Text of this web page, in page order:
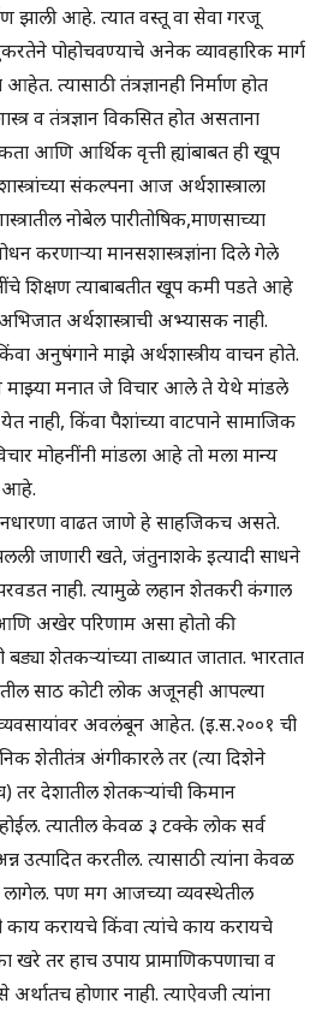
झाली आहे. त्यात वस्तू वा सेवा गरजू
पोहोचवण्याचे अनेक व्यावहारिक मार्ग
त्यासाठी तंत्रज्ञानही निर्माण होत
व तंत्रज्ञान विकसित होत असताना
आणि आर्थिक वृत्ती ह्यांबाबत ही खूप
संकल्पना आज अर्थशास्त्राला
नोबेल पारीतोषिक,माणसाच्या
करणाऱ्या मानसशास्त्रज्ञांना दिले गेले
शिक्षण त्याबाबतीत खूप कमी पडते आहे
अर्थशास्त्राची अभ्यासक नाही.
अनुषंगाने माझे अर्थशास्त्रीय वाचन होते.
माझ्या मनात जे विचार आले ते येथे मांडले
नाही, किंवा पैशांच्या वाटपाने सामाजिक
मोहनींनी मांडला आहे तो मला मान्य
आहे.
वाढत जाणे हे साहजिकच असते.
जाणारी खते, जंतुनाशके इत्यादी साधने
नाही. त्यामुळे लहान शेतकरी कंगाल
अखेर परिणाम असा होतो की
शेतकऱ्यांच्या ताब्यात जातात. भारतात
साठ कोटी लोक अजूनही आपल्या
अवलंबून आहेत. (इ.स.२००१ ची
शेतीतंत्र अंगीकारले तर (त्या दिशेने
तर देशातील शेतकऱ्यांची किमान
त्यातील केवळ ३ टक्के लोक सर्व
करतील. त्यासाठी त्यांना केवळ
लागेल. पण मग आजच्या व्यवस्थेतील
काय करायचे किंवा त्यांचे काय करायचे
खरे तर हाच उपाय प्रामाणिकपणाचा व
होणार नाही. त्याऐवजी त्यांना